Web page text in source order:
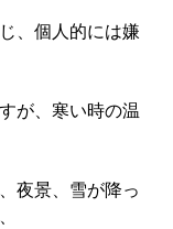
、個人的には嫌
が、寒い時の温
夜景、雪が降っ